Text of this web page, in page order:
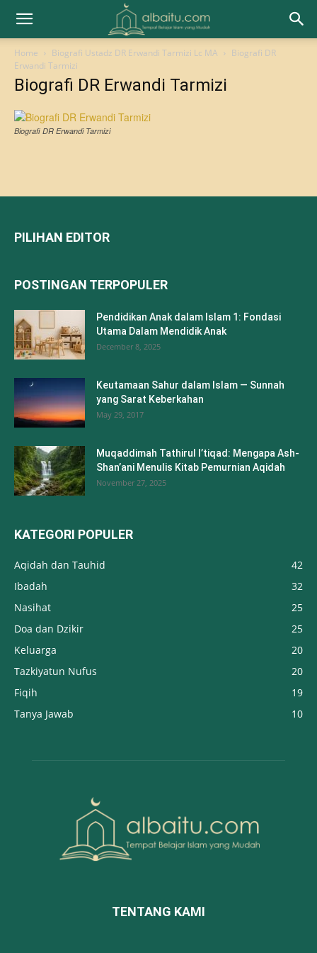
Home Biografi Ustadz DR Erwandi Tarmizi Lc MA
Biografi DR
Erwandi Tarmizi
Biografi DR Erwandi Tarmizi
Biografi DR Erwandi Tarmizi
PILIHAN EDITOR
POSTINGAN TERPOPULER
Pendidikan Anak dalam Islam 1: Fondasi
Utama Dalam Mendidik Anak
December 8, 2025
Keutamaan Sahur dalam Islam — Sunnah
yang Sarat Keberkahan
May 29, 2017
Muqaddimah Tathirul I’tiqad: Mengapa Ash-
Shan’ani Menulis Kitab Pemurnian Aqidah
November 27, 2025
KATEGORI POPULER
Aqidah dan Tauhid
42
Ibadah
32
Nasihat
25
Doa dan Dzikir
25
Keluarga
20
Tazkiyatun Nufus
20
Fiqih
19
Tanya Jawab
10
TENTANG KAMI